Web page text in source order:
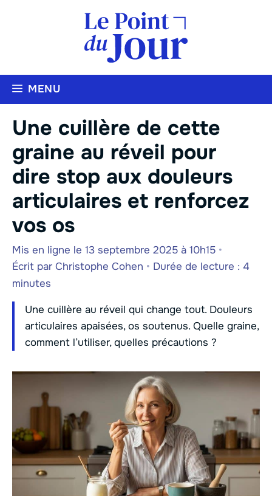
MENU
Une cuillère de cette
graine au réveil pour
dire stop aux douleurs
articulaires et renforcez
vos os
Mis en ligne le 13 septembre 2025 à 10h15 •
Écrit par Christophe Cohen • Durée de lecture : 4
minutes
Une cuillère au réveil qui change tout. Douleurs
articulaires apaisées, os soutenus. Quelle graine,
comment l’utiliser, quelles précautions ?